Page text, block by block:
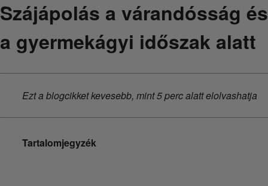
Szájápolás a várandósság és
a gyermekágyi időszak alatt
Ezt a blogcikket kevesebb, mint 5 perc alatt elolvashatja
Tartalomjegyzék